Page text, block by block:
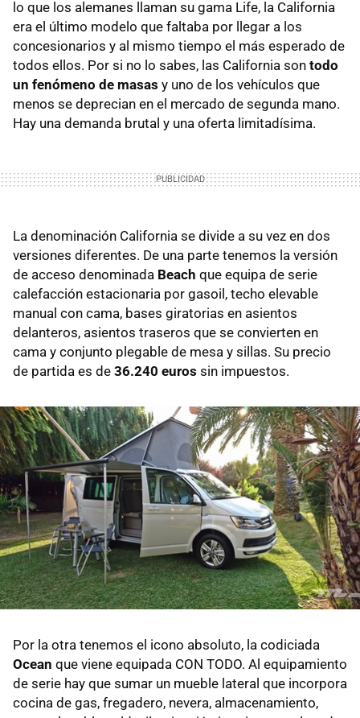
lo que los alemanes llaman su gama Life, la California
era el último modelo que faltaba por llegar a los
concesionarios y al mismo tiempo el más esperado de
todos ellos. Por si no lo sabes, las California son todo
un fenómeno de masas y uno de los vehículos que
menos se deprecian en el mercado de segunda mano.
Hay una demanda brutal y una oferta limitadísima.
La denominación California se divide a su vez en dos
versiones diferentes. De una parte tenemos la versión
de acceso denominada Beach que equipa de serie
calefacción estacionaria por gasoil, techo elevable
manual con cama, bases giratorias en asientos
delanteros, asientos traseros que se convierten en
cama y conjunto plegable de mesa y sillas. Su precio
de partida es de 36.240 euros sin impuestos.
Por la otra tenemos el icono absoluto, la codiciada
Ocean que viene equipada CON TODO. Al equipamiento
de serie hay que sumar un mueble lateral que incorpora
cocina de gas, fregadero, nevera, almacenamiento,